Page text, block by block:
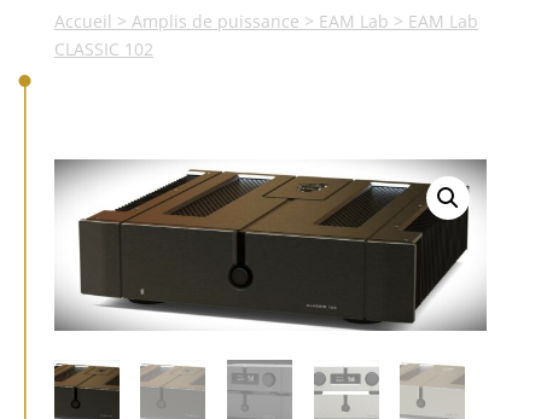
Accueil > Amplis de puissance > EAM Lab > EAM Lab
CLASSIC 102